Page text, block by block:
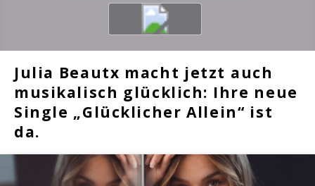
Julia Beautx macht jetzt auch
musikalisch glücklich: Ihre neue
Single „Glücklicher Allein“ ist
da.